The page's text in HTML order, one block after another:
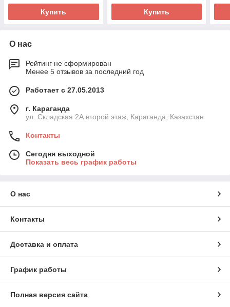
Купить Купить
О нас
Рейтинг не сформирован
Менее 5 отзывов за последний год
Работает с 27.05.2013
г. Караганда
ул. Складская 2А второй этаж, Караганда, Казахстан
Контакты
Сегодня выходной
Показать весь график работы
О нас
Контакты
Доставка и оплата
График работы
Полная версия сайта